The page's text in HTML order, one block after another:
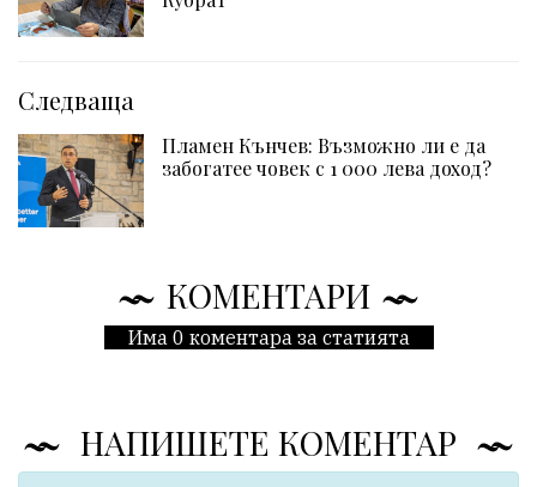
Следваща
Пламен Кънчев: Възможно ли е да
забогатее човек с 1 000 лева доход?
КОМЕНТАРИ
Има 0 коментара за статията
НАПИШЕТЕ КОМЕНТАР